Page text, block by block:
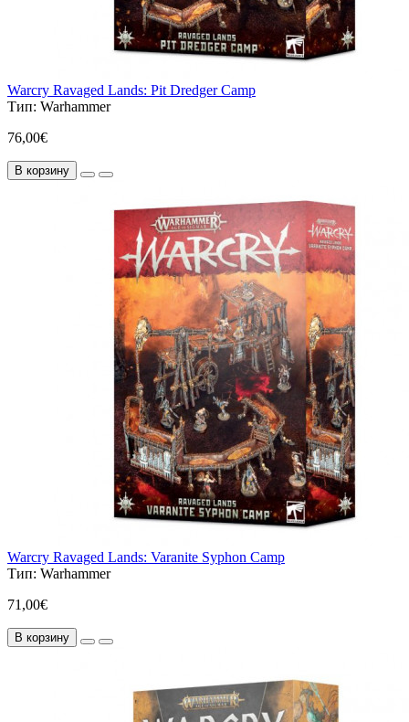
Warcry Ravaged Lands: Pit Dredger Camp
Тип: Warhammer
76,00€
В корзину
Warcry Ravaged Lands: Varanite Syphon Camp
Тип: Warhammer
71,00€
В корзину